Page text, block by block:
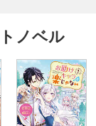
ノベル